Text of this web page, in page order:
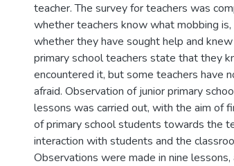
teacher. The survey for teachers was
whether teachers know what mobbing
whether they have sought help and
primary school teachers state that they
encountered it, but some teachers have
afraid. Observation of junior primary
lessons was carried out, with the aim of
of primary school students towards the
interaction with students and the
Observations were made in nine